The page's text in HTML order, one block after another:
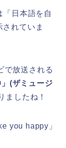
「日本語を自
れていま
で放送される
(ザミュージ
ましたね！
you happy」